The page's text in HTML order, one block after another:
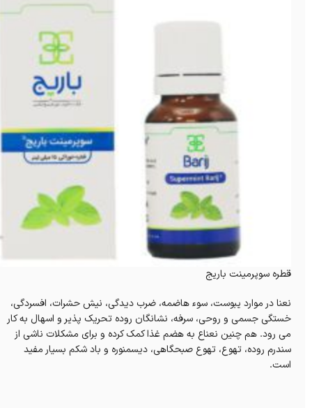
قطره سوپرمینت باریج
نعنا در موارد یبوست، سوء هاضمه، ضرب دیدگی، نیش حشرات، افسردگی،
خستگی جسمی و روحی، سرفه، نشانگان روده تحریک پذیر و اسهال به کار
می رود. هم چنین نعناع به هضم غذا کمک کرده و برای مشکلات ناشی از
سندرم روده، تهوع، تهوع صبحگاهی، دیسمنوره و باد شکم بسیار مفید
است.